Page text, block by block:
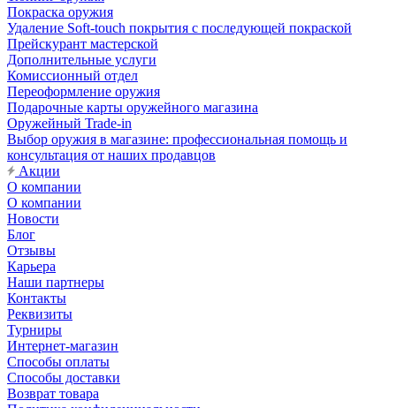
Покраска оружия
Удаление Soft-touch покрытия с последующей покраской
Прейскурант мастерской
Дополнительные услуги
Комиссионный отдел
Переоформление оружия
Подарочные карты оружейного магазина
Оружейный Trade-in
Выбор оружия в магазине: профессиональная помощь и
консультация от наших продавцов
Акции
О компании
О компании
Новости
Блог
Отзывы
Карьера
Наши партнеры
Контакты
Реквизиты
Турниры
Интернет-магазин
Способы оплаты
Способы доставки
Возврат товара